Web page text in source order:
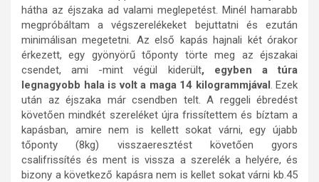
hátha az éjszaka ad valami meglepetést. Minél hamarabb
megpróbáltam a végszerelékeket bejuttatni és ezután
minimálisan megetetni. Az első kapás hajnali két órakor
érkezett, egy gyönyörű tőponty törte meg az éjszakai
csendet, ami -mint végül kiderült, egyben a túra
legnagyobb hala is volt a maga 14 kilogrammjával. Ezek
után az éjszaka már csendben telt. A reggeli ébredést
követően mindkét szereléket újra frissítettem és bíztam a
kapásban, amire nem is kellett sokat várni, egy újabb
tőponty (8kg) visszaeresztést követően gyors
csalifrissítés és ment is vissza a szerelék a helyére, és
bizony a következő kapásra nem is kellet sokat várni kb.45